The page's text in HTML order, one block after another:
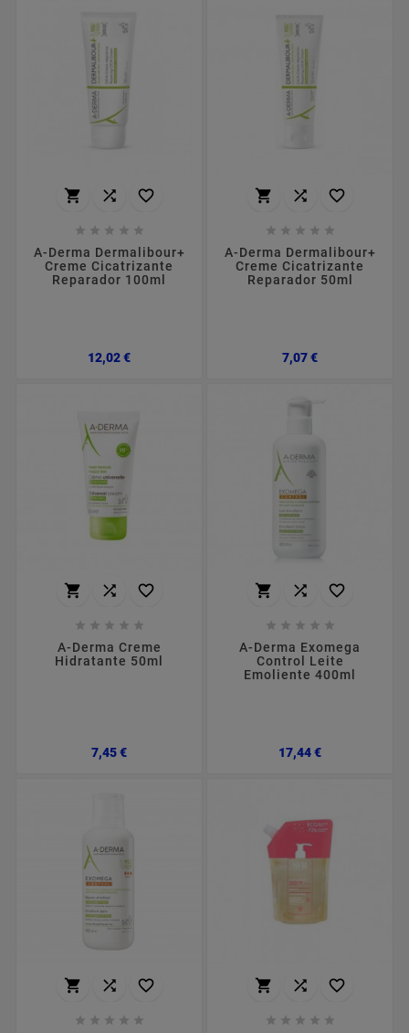
  
    
A-Derma Dermalibour+
Creme Cicatrizante
Reparador 100ml
12,02 €Preço
  
    
A-Derma Dermalibour+
Creme Cicatrizante
Reparador 50ml
7,07 €Preço
  
    
A-Derma Creme
Hidratante 50ml
7,45 €Preço
  
    
A-Derma Exomega
Control Leite
Emoliente 400ml
17,44 €Preço
  
    
  
    